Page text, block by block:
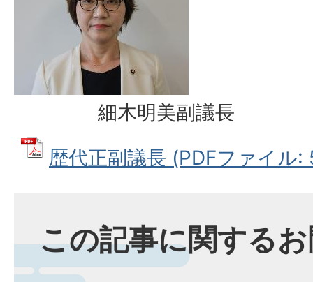
細木明美副議長
歴代正副議長 (PDFファイル:
この記事に関する